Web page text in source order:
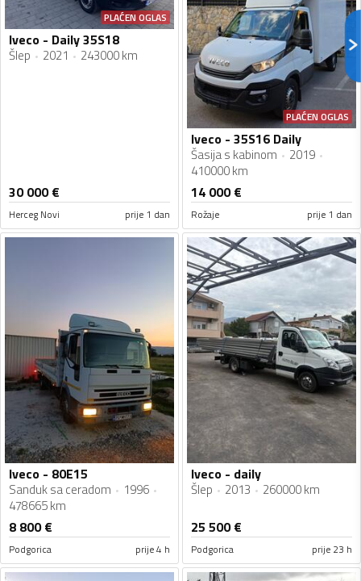
PLAĆEN OGLAS
Iveco - Daily 35S18
Šlep 2021 243000 km
30 000€
Herceg Novi prije 1 dan
PLAĆEN OGLAS
Iveco - 35S16 Daily
Šasija s kabinom
2019
410000 km
14 000€
Rožaje prije 1 dan
Iveco - 80E15
Sanduk sa ceradom
1996
478665 km
8 800€
Podgorica prije 4 h
Iveco - daily
Šlep 2013 260000 km
25 500€
Podgorica prije 23 h